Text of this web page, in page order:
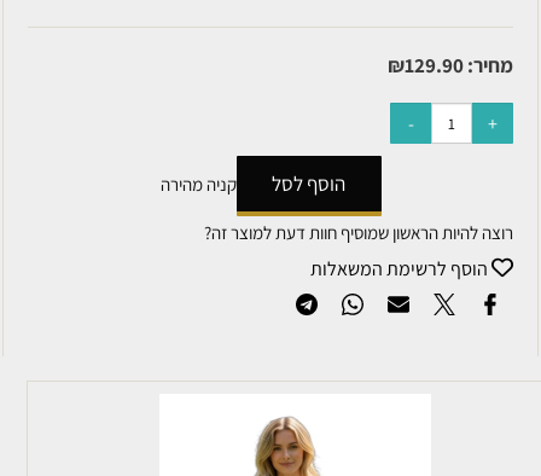
מחיר: ₪129.90
הוסף לסל קניה מהירה
רוצה להיות הראשון שמוסיף חוות דעת למוצר זה?
הוסף לרשימת המשאלות